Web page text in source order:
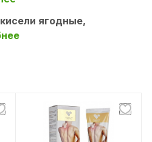
ягодные,